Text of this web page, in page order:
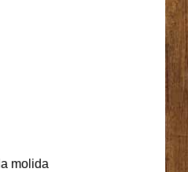
molida